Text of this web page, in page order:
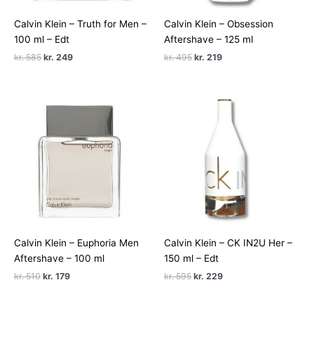
Calvin Klein – Truth for Men –
100 ml – Edt
kr.585 Den
kr. 249Den
Calvin Klein – Obsession
Aftershave – 125 ml
kr.495 Den
kr. 495.
kr. 219Den
kr. 219.
Calvin Klein – Euphoria Men
Aftershave – 100 ml
kr.510 Den
kr. 179Den
Calvin Klein – CK IN2U Her –
150 ml – Edt
kr.595 Den
kr. 229Den